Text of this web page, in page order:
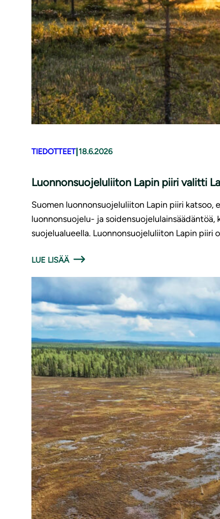
TIEDOTTEET|18.6.2026
Luonnonsuojeluliiton Lapin piiri valitti
Suomen luonnonsuojeluliiton Lapin piiri
luonnonsuojelu- ja soidensuojelulainsäädäntöä,
suojelualueella. Luonnonsuojeluliiton Lapin
LUE LISÄÄ